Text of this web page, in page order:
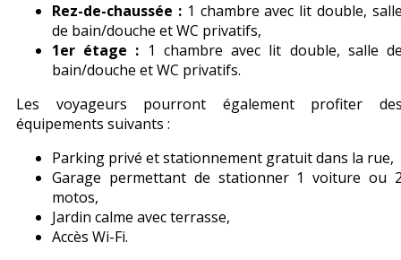
Rez-de-chaussée :1 chambre avec lit double,
de bain/douche et WC privatifs,
1er étage : 1 chambre avec lit double, salle
bain/douche et WC privatifs.
Les voyageurs pourront également profiter
équipements suivants :
Parking privé et stationnement gratuit dans la rue,
Garage permettant de stationner 1 voiture ou
motos,
Jardin calme avec terrasse,
Accès Wi-Fi.